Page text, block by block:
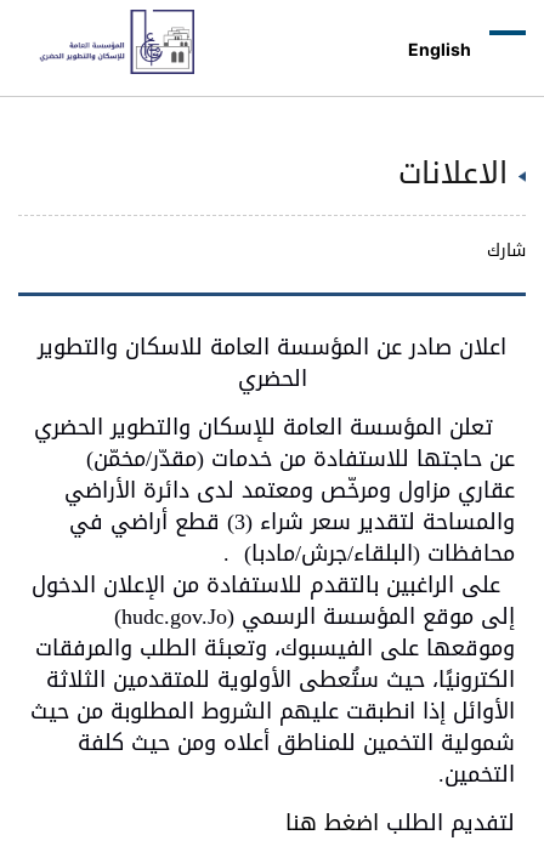
English
الاعلانات
شارك
اعلان صادر عن المؤسسة العامة للاسكان والتطوير
الحضري
تعلن المؤسسة العامة للإسكان والتطوير الحضري
عن حاجتها للاستفادة من خدمات (مقدّر/مخمّن)
عقاري مزاول ومرخّص ومعتمد لدى دائرة الأراضي
والمساحة لتقدير سعر شراء (3) قطع أراضي في
محافظات (البلقاء/جرش/مادبا) .
على الراغبين بالتقدم للاستفادة من الإعلان الدخول
إلى موقع المؤسسة الرسمي (hudc.gov.Jo)
وموقعها على الفيسبوك، وتعبئة الطلب والمرفقات
الكترونيًا، حيث ستُعطى الأولوية للمتقدمين الثلاثة
الأوائل إذا انطبقت عليهم الشروط المطلوبة من حيث
شمولية التخمين للمناطق أعلاه ومن حيث كلفة
التخمين.
لتفديم الطلب اضغط هنا